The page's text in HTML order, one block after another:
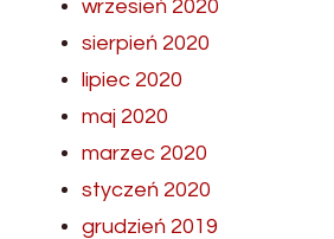
wrzesień 2020
sierpień 2020
lipiec 2020
maj 2020
marzec 2020
styczeń 2020
grudzień 2019